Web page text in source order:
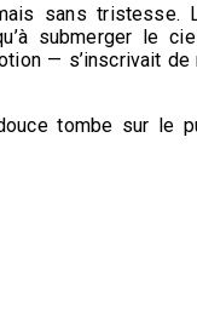
sans tristesse.
submerger le
— s’inscrivait
tombe sur le